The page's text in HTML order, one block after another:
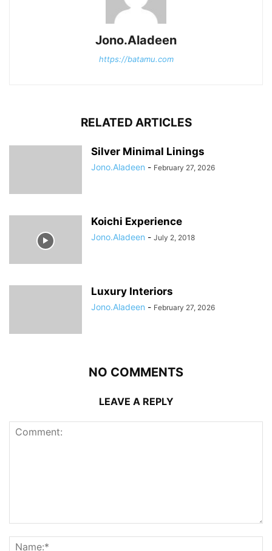
Jono.Aladeen
https://batamu.com
RELATED ARTICLES
Silver Minimal Linings
Jono.Aladeen - February 27, 2026
Koichi Experience
Jono.Aladeen - July 2, 2018
Luxury Interiors
Jono.Aladeen - February 27, 2026
NO COMMENTS
LEAVE A REPLY